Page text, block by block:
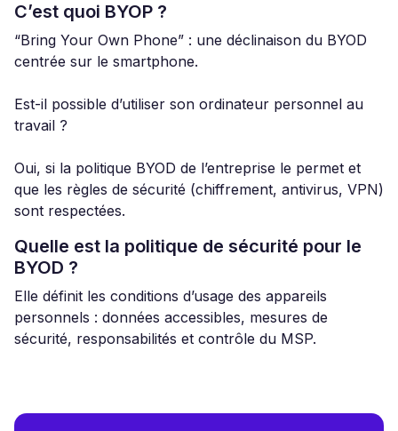
C’est quoi BYOP ?
“Bring Your Own Phone” : une déclinaison du BYOD
centrée sur le smartphone.
Est-il possible d’utiliser son ordinateur personnel au
travail ?
Oui, si la politique BYOD de l’entreprise le permet et
que les règles de sécurité (chiffrement, antivirus, VPN)
sont respectées.
Quelle est la politique de sécurité pour le
BYOD ?
Elle définit les conditions d’usage des appareils
personnels : données accessibles, mesures de
sécurité, responsabilités et contrôle du MSP.